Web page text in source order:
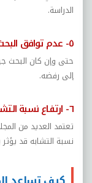
الدراسة.
٥- عدم توافق البحث مع المجلة
حتى وإن كان البحث
إلى رفضه.
٦- ارتفاع نسبة التشابه
تعتمد العديد من
نسبة التشابه قد